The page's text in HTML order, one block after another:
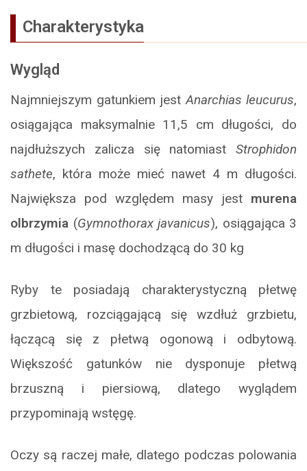
Charakterystyka
Wygląd
Najmniejszym gatunkiem jestAnarchias leucurus,
osiągająca maksymalnie 11,5 cm długości, do
najdłuższych zalicza się natomiast Strophidon
sathete, która może mieć nawet 4 m długości.
Największa pod względem masy jest murena
olbrzymia (Gymnothorax javanicus), osiągająca 3
m długości i masę dochodzącą do 30 kg
Ryby te posiadają charakterystyczną płetwę
grzbietową, rozciągającą się wzdłuż grzbietu,
łączącą się z płetwą ogonową i odbytową.
Większość gatunków nie dysponuje płetwą
brzuszną i piersiową, dlatego wyglądem
przypominają wstęgę.
Oczy są raczej małe, dlatego podczas polowania